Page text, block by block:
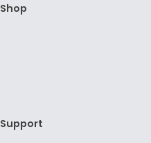
Shop
Support